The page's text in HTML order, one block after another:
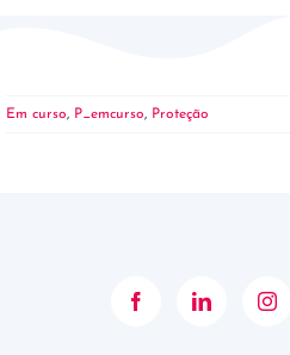
Em curso, P_emcurso, Proteção